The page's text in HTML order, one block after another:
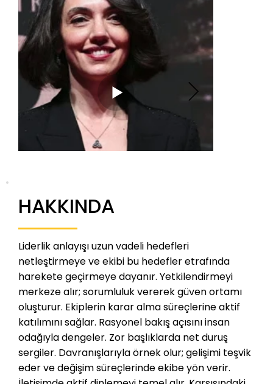
HAKKINDA
Liderlik anlayışı uzun vadeli hedefleri
netleştirmeye ve ekibi bu hedefler etrafında
harekete geçirmeye dayanır. Yetkilendirmeyi
merkeze alır; sorumluluk vererek güven ortamı
oluşturur. Ekiplerin karar alma süreçlerine aktif
katılımını sağlar. Rasyonel bakış açısını insan
odağıyla dengeler. Zor başlıklarda net duruş
sergiler. Davranışlarıyla örnek olur; gelişimi teşvik
eder ve değişim süreçlerinde ekibe yön verir.